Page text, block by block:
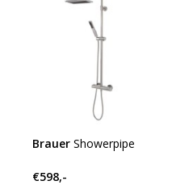
Brauer Showerpipe
€598,-